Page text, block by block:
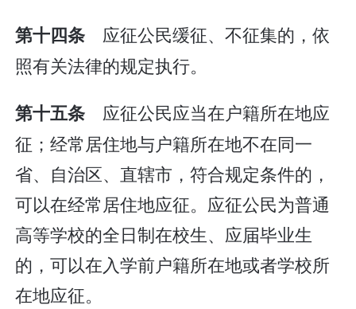
第十四条 应征公民缓征、不征集的，依
照有关法律的规定执行。
第十五条 应征公民应当在户籍所在地应
征；经常居住地与户籍所在地不在同一
省、自治区、直辖市，符合规定条件的，
可以在经常居住地应征。应征公民为普通
高等学校的全日制在校生、应届毕业生
的，可以在入学前户籍所在地或者学校所
在地应征。